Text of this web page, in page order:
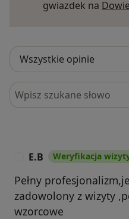
gwiazdek na
Szukaj w opiniach
E.B Weryfikacja
Pełny
zadowolony z wizyty
wzorcowe